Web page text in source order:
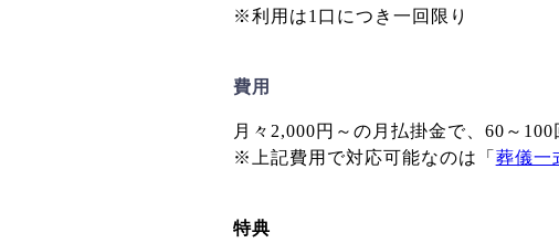
※利用は1口につき一回限り
費用
月々2,000円～の月払掛金で、60～100
※上記費用で対応可能なのは「 葬儀一
特典